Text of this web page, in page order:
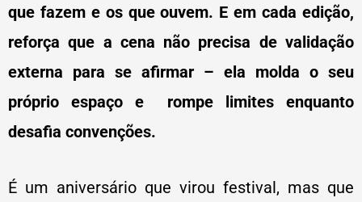
que fazem e os que ouvem. E em cada edição,
reforça que a cena não precisa de validação
externa para se afirmar – ela molda o seu
próprio espaço e rompe limites enquanto
desafia convenções.
É um aniversário que virou festival, mas que